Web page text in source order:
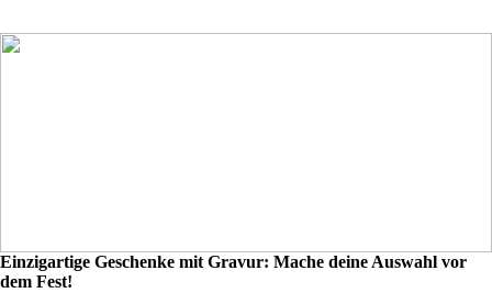
Einzigartige Geschenke mit Gravur: Mache deine Auswahl vor
dem Fest!